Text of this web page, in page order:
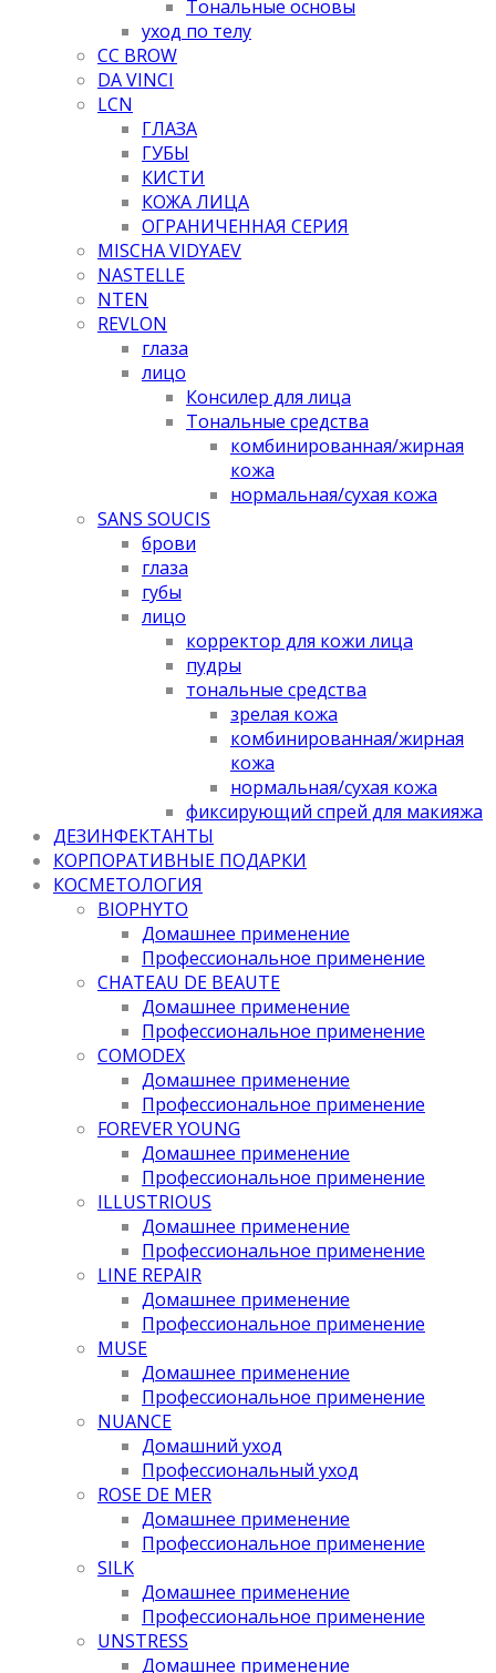
Тональные основы
уход по телу
CC BROW
DA VINCI
LCN
ГЛАЗА
ГУБЫ
КИСТИ
КОЖА ЛИЦА
ОГРАНИЧЕННАЯ СЕРИЯ
MISCHA VIDYAEV
NASTELLE
NTEN
REVLON
глаза
лицо
Консилер для лица
Тональные средства
комбинированная/жирная
кожа
нормальная/cухая кожа
SANS SOUCIS
брови
глаза
губы
лицо
корректор для кожи лица
пудры
тональные средства
зрелая кожа
комбинированная/жирная
кожа
нормальная/cухая кожа
фиксирующий спрей для макияжа
ДЕЗИНФЕКТАНТЫ
КОРПОРАТИВНЫЕ ПОДАРКИ
КОСМЕТОЛОГИЯ
BIOPHYTO
Домашнее применение
Профессиональное применение
CHATEAU DE BEAUTE
Домашнее применение
Профессиональное применение
COMODEX
Домашнее применение
Профессиональное применение
FOREVER YOUNG
Домашнее применение
Профессиональное применение
ILLUSTRIOUS
Домашнее применение
Профессиональное применение
LINE REPAIR
Домашнее применение
Профессиональное применение
MUSE
Домашнее применение
Профессиональное применение
NUANCE
Домашний уход
Профессиональный уход
ROSE DE MER
Домашнее применение
Профессиональное применение
SILK
Домашнее применение
Профессиональное применение
UNSTRESS
Домашнее применение